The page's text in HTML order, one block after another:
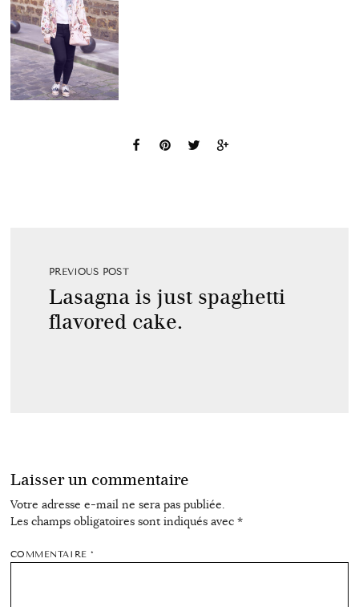
PREVIOUS POST
Lasagna is just spaghetti
flavored cake.
Laisser un commentaire
Votre adresse e-mail ne sera pas publiée.
Les champs obligatoires sont indiqués avec *
COMMENTAIRE*